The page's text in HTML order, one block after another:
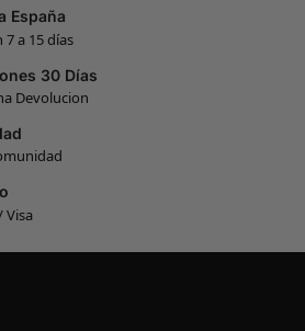
España
a 15 días
30 Días
Devolucion
Visa